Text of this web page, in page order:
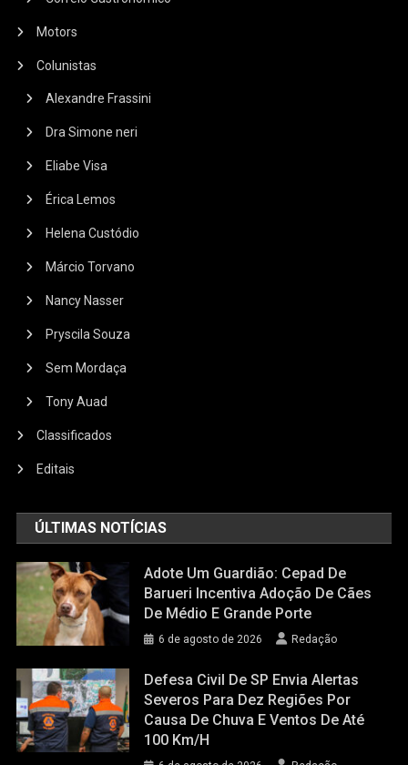
Motors
Colunistas
Alexandre Frassini
Dra Simone neri
Eliabe Visa
Érica Lemos
Helena Custódio
Márcio Torvano
Nancy Nasser
Pryscila Souza
Sem Mordaça
Tony Auad
Classificados
Editais
ÚLTIMAS NOTÍCIAS
Adote Um Guardião: Cepad De
Barueri Incentiva Adoção De Cães
De Médio E Grande Porte
6 de agosto de 2026 Redação
Defesa Civil De SP Envia Alertas
Severos Para Dez Regiões Por
Causa De Chuva E Ventos De Até
100 Km/h